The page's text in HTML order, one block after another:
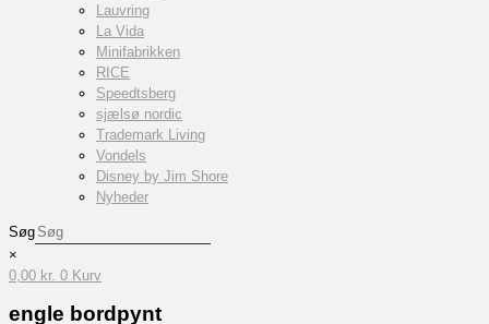
Lauvring
La Vida
Minifabrikken
RICE
Speedtsberg
sjælsø nordic
Trademark Living
Vondels
Disney by Jim Shore
Nyheder
Søg
×
0,00 kr. 0 Kurv
engle bordpynt